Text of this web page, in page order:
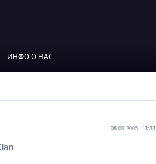
ИНФО О НАС
06.09.2005, 13:33